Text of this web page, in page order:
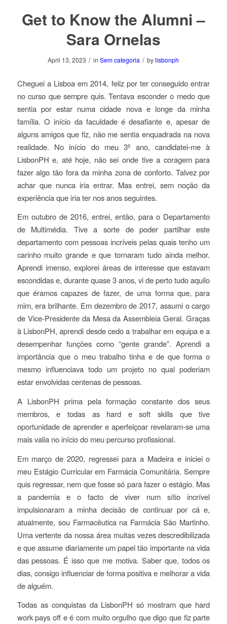
Get to Know the Alumni –
Sara Ornelas
April 13, 2023 / inSem categoria / bylisbonph
Cheguei a Lisboa em 2014, feliz por ter conseguido entrar
no curso que sempre quis. Tentava esconder o medo que
sentia por estar numa cidade nova e longe da minha
família. O início da faculdade é desafiante e, apesar de
alguns amigos que fiz, não me sentia enquadrada na nova
realidade. No início do meu 3º ano, candidatei-me à
LisbonPH e, até hoje, não sei onde tive a coragem para
fazer algo tão fora da minha zona de conforto. Talvez por
achar que nunca iria entrar. Mas entrei, sem noção da
experiência que iria ter nos anos seguintes.
Em outubro de 2016, entrei, então, para o Departamento
de Multimédia. Tive a sorte de poder partilhar este
departamento com pessoas incríveis pelas quais tenho um
carinho muito grande e que tornaram tudo ainda melhor.
Aprendi imenso, explorei áreas de interesse que estavam
escondidas e, durante quase 3 anos, vi de perto tudo aquilo
que éramos capazes de fazer, de uma forma que, para
mim, era brilhante. Em dezembro de 2017, assumi o cargo
de Vice-Presidente da Mesa da Assembleia Geral. Graças
à LisbonPH, aprendi desde cedo a trabalhar em equipa e a
desempenhar funções como “gente grande”. Aprendi a
importância que o meu trabalho tinha e de que forma o
mesmo influenciava todo um projeto no qual poderiam
estar envolvidas centenas de pessoas.
A LisbonPH prima pela formação constante dos seus
membros, e todas as hard esoft skills que tive
oportunidade de aprender e aperfeiçoar revelaram-se uma
mais valia no início do meu percurso profissional.
Em março de 2020, regressei para a Madeira e iniciei o
meu Estágio Curricular em Farmácia Comunitária. Sempre
quis regressar, nem que fosse só para fazer o estágio. Mas
a pandemia e o facto de viver num sítio incrível
impulsionaram a minha decisão de continuar por cá e,
atualmente, sou Farmacêutica na Farmácia São Martinho.
Uma vertente da nossa área muitas vezes descredibilizada
e que assume diariamente um papel tão importante na vida
das pessoas. É isso que me motiva. Saber que, todos os
dias, consigo influenciar de forma positiva e melhorar a vida
de alguém.
Todas as conquistas da LisbonPH só mostram que hard
work pays offe é com muito orgulho que digo que fiz parte